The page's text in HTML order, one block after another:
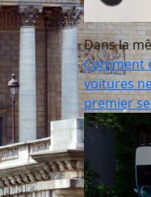
Dans la
Comment
voitures
premier